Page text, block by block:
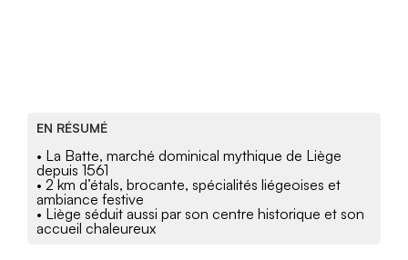
EN RÉSUMÉ
• La Batte, marché dominical mythique de Liège
depuis 1561
• 2 km d’étals, brocante, spécialités liégeoises et
ambiance festive
• Liège séduit aussi par son centre historique et son
accueil chaleureux